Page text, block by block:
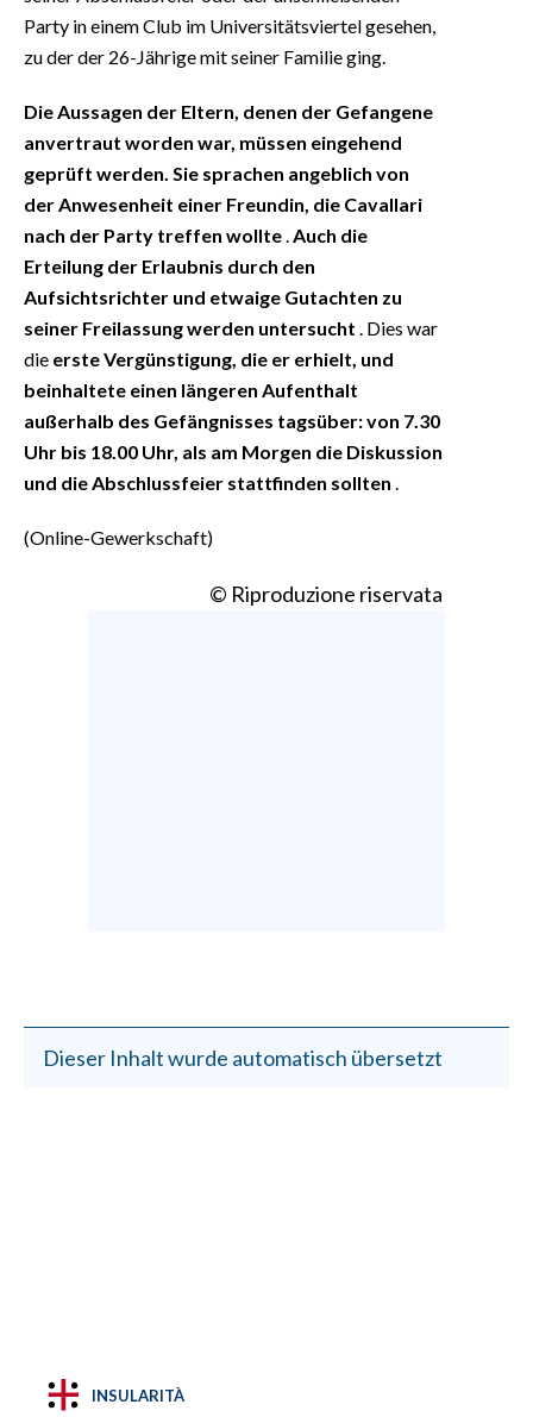
Party in einem Club im Universitätsviertel gesehen,
zu der der 26-Jährige mit seiner Familie ging.
Die Aussagen der Eltern, denen der Gefangene
anvertraut worden war, müssen eingehend
geprüft werden. Sie sprachen angeblich von
der Anwesenheit einer Freundin, die Cavallari
nach der Party treffen wollte Auch die
Erteilung der Erlaubnis durch den
Aufsichtsrichter und etwaige Gutachten zu
seiner Freilassung werden untersucht . Dies war
die erste Vergünstigung, die er erhielt, und
beinhaltete einen längeren Aufenthalt
außerhalb des Gefängnisses tagsüber: von 7.30
Uhr bis 18.00 Uhr, als am Morgen die Diskussion
und die Abschlussfeier stattfinden sollten
(Online-Gewerkschaft)
© Riproduzione riservata
Dieser Inhalt wurde automatisch übersetzt
INSULARITÀ